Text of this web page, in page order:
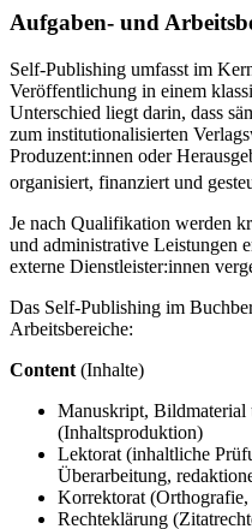
Aufgaben- und
Self-Publishing umfasst im
Veröffentlichung in einem
Unterschied liegt darin, dass
zum institutionalisierten
Produzent:innen oder
organisiert, finanziert und
Je nach Qualifikation werden
und administrative Leistungen
externe Dienstleister:innen
Das Self-Publishing im
Arbeitsbereiche:
Content (Inhalte)
Manuskript, Bildmaterial
(Inhaltsproduktion)
Lektorat (inhaltliche
Überarbeitung,
Korrektorat
Rechteklärung